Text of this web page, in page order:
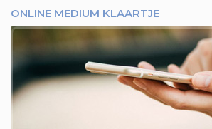
ONLINE MEDIUM KLAARTJE